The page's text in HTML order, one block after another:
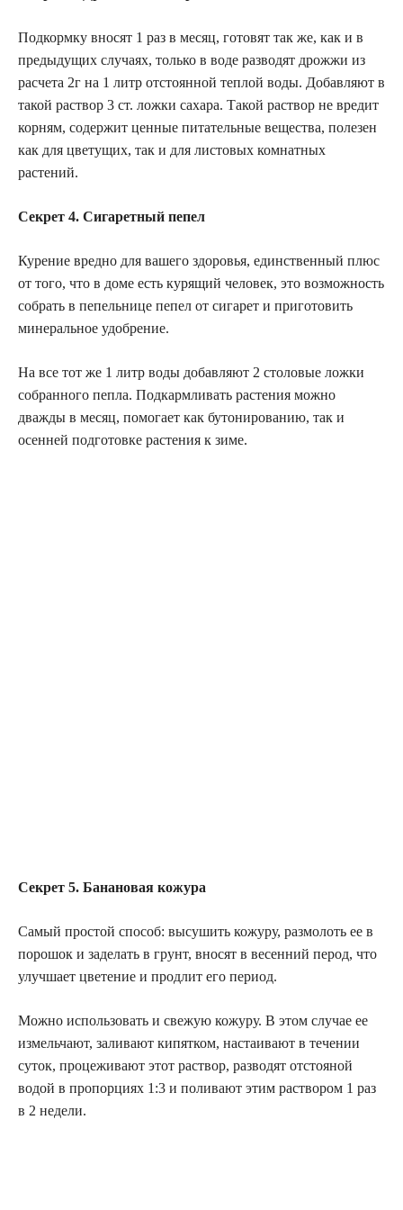
Подкормку вносят 1 раз в месяц, готовят так же, как и в
предыдущих случаях, только в воде разводят дрожжи из
расчета 2г на 1 литр отстоянной теплой воды. Добавляют в
такой раствор 3 ст. ложки сахара. Такой раствор не вредит
корням, содержит ценные питательные вещества, полезен
как для цветущих, так и для листовых комнатных
растений.
Секрет 4. Сигаретный пепел
Курение вредно для вашего здоровья, единственный плюс
от того, что в доме есть курящий человек, это возможность
собрать в пепельнице пепел от сигарет и приготовить
минеральное удобрение.
На все тот же 1 литр воды добавляют 2 столовые ложки
собранного пепла. Подкармливать растения можно
дважды в месяц, помогает как бутонированию, так и
осенней подготовке растения к зиме.
Секрет 5. Банановая кожура
Самый простой способ: высушить кожуру, размолоть ее в
порошок и заделать в грунт, вносят в весенний перод, что
улучшает цветение и продлит его период.
Можно использовать и свежую кожуру. В этом случае ее
измельчают, заливают кипятком, настаивают в течении
суток, процеживают этот раствор, разводят отстояной
водой в пропорциях 1:3 и поливают этим раствором 1 раз
в 2 недели.